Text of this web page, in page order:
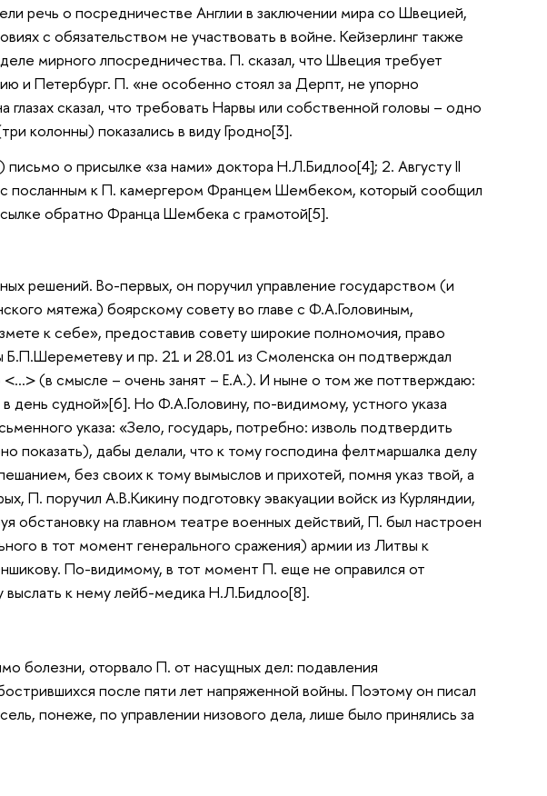
речь о посредничестве Англии в заключении мира со Швецией,
с обязательством не участвовать в войне. Кейзерлинг также
мирного лпосредничества. П. сказал, что Швеция требует
и Петербург. П. «не особенно стоял за Дерпт, не упорно
глазах сказал, что требовать Нарвы или собственной головы – одно
колонны) показались в виду Гродно[3].
о присылке «за нами» доктора Н.Л.Бидлоо[4]; 2. Августу II
с посланным к П. камергером Францем Шембеком, который сообщил
обратно Франца Шембека с грамотой[5].
решений. Во-первых, он поручил управление государством (и
мятежа) боярскому совету во главе с Ф.А.Головиным,
к себе», предоставив совету широкие полномочия, право
Б.П.Шереметеву и пр. 21 и 28.01 из Смоленска он подтверждал
(в смысле – очень занят – Е.А.). И ныне о том же поттверждаю:
день судной»[6]. Но Ф.А.Головину, по-видимому, устного указа
указа: «Зело, государь, потребно: изволь подтвердить
дабы делали, что к тому господина фелтмаршалка делу
без своих к тому вымыслов и прихотей, помня указ твой, а
П. поручил А.В.Кикину подготовку эвакуации войск из Курляндии,
обстановку на главном театре военных действий, П. был настроен
в тот момент генерального сражения) армии из Литвы к
По-видимому, в тот момент П. еще не оправился от
к нему лейб-медика Н.Л.Бидлоо[8].
болезни, оторвало П. от насущных дел: подавления
после пяти лет напряженной войны. Поэтому он писал
понеже, по управлении низового дела, лише было принялись за